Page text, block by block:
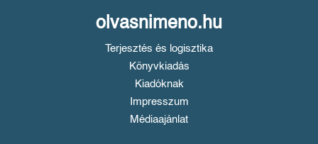
olvasnimeno.hu
Terjesztés és logisztika
Könyvkiadás
Kiadóknak
Impresszum
Médiaajánlat